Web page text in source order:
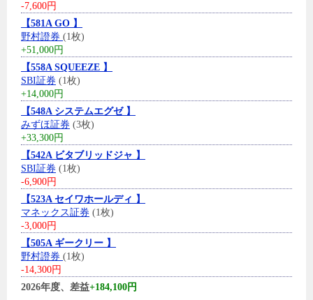
-7,600円
【581A GO 】
野村證券 (1枚)
+51,000円
【558A SQUEEZE 】
SBI証券 (1枚)
+14,000円
【548A システムエグゼ 】
みずほ証券 (3枚)
+33,300円
【542A ビタブリッドジャ 】
SBI証券 (1枚)
-6,900円
【523A セイワホールディ 】
マネックス証券 (1枚)
-3,000円
【505A ギークリー 】
野村證券 (1枚)
-14,300円
2026年度、差益+184,100円